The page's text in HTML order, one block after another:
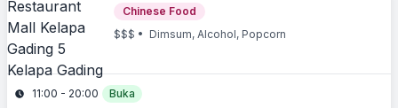
Chinese Food
$$$ • Dimsum, Alcohol, Popcorn
11:00 - 20:00
Buka